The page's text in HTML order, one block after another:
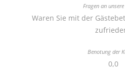
Waren Sie mit der
0,0